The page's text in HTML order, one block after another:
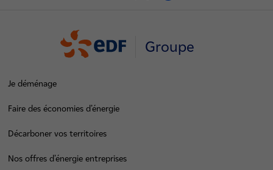
Groupe
Je déménage
Faire des économies d’énergie
Décarboner vos territoires
Nos offres d’énergie entreprises